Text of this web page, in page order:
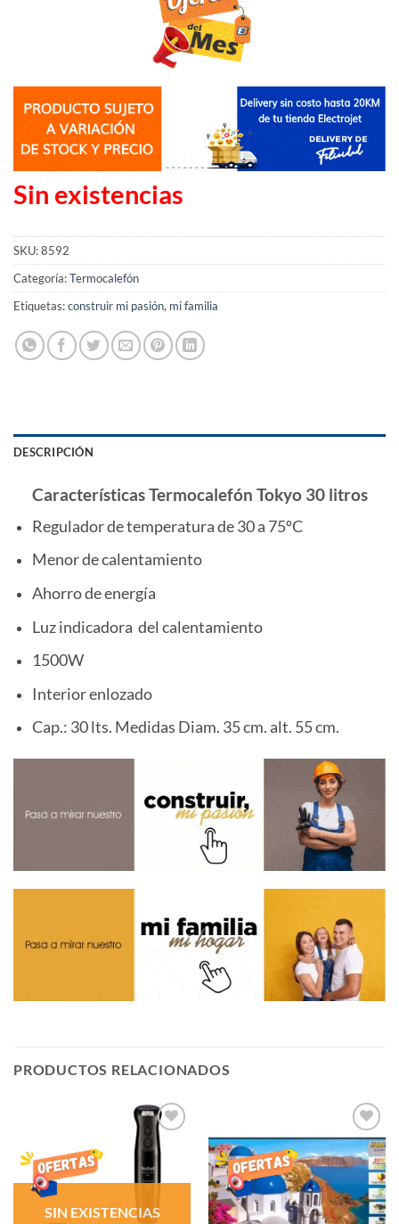
Sin existencias
SKU:8592
Categoría:Termocalefón
Etiquetas:construir mi pasión, mi familia
DESCRIPCIÓN
Características Termocalefón Tokyo 30 litros
Regulador de temperatura de 30 a 75ºC
Menor de calentamiento
Ahorro de energía
Luz indicadora del calentamiento
1500W
Interior enlozado
Cap.: 30 lts. Medidas Diam. 35 cm. alt. 55 cm.
PRODUCTOS RELACIONADOS
AÑADIR
DE
SIN EXISTENCIAS
AÑADIR
LISTA
DESEOS